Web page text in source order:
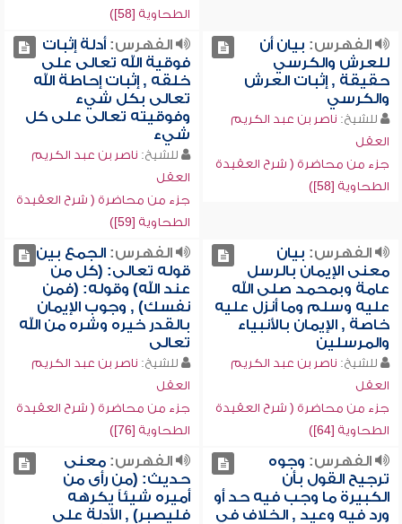
الطحاوية [58])
الفهرس: بيان أن
للعرش والكرسي
حقيقة , إثبات العرش
والكرسي
للشيخ: ناصر بن عبد الكريم
العقل
جزء من محاضرة ( شرح العقيدة
الطحاوية [58])
الفهرس:أدلة إثبات
فوقية الله تعالى على
خلقه , إثبات إحاطة الله
تعالى بكل شيء
وفوقيته تعالى على كل
شيء
للشيخ: ناصر بن عبد الكريم
العقل
جزء من محاضرة ( شرح العقيدة
الطحاوية [59])
الفهرس: بيان
معنى الإيمان بالرسل
عامة وبمحمد صلى الله
عليه وسلم وما أنزل عليه
خاصة , الإيمان بالأنبياء
والمرسلين
للشيخ: ناصر بن عبد الكريم
العقل
جزء من محاضرة ( شرح العقيدة
الطحاوية [64])
الفهرس:الجمع بين
قوله تعالى: (كل من
عند الله) وقوله: (فمن
نفسك) , وجوب الإيمان
بالقدر خيره وشره من الله
تعالى
للشيخ: ناصر بن عبد الكريم
العقل
جزء من محاضرة ( شرح العقيدة
الطحاوية [76])
الفهرس: وجوه
ترجيح القول بأن
الكبيرة ما وجب فيه حد أو
ورد فيه وعيد , الخلاف في
الفهرس:معنى
حديث: (من رأى من
أميره شيئاً يكرهه
فليصبر) , الأدلة على